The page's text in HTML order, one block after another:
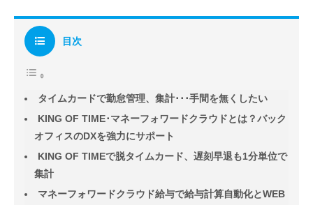
目次
タイムカードで勤怠管理、集計･･･手間を無くしたい
KING OF TIME･マネーフォワードクラウドとは？バック
オフィスのDXを強力にサポート
KING OF TIMEで脱タイムカード、遅刻早退も1分単位で
集計
マネーフォワードクラウド給与で給与計算自動化とWEB